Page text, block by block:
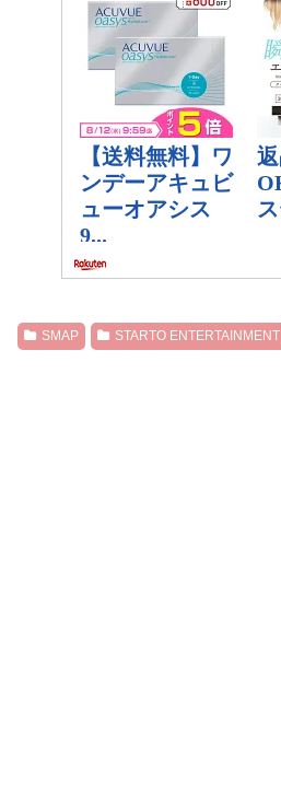
SMAP STARTO ENTERTAINMENT